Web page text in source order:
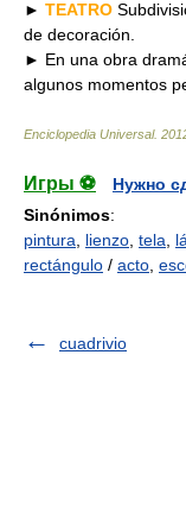
► TEATRO
de decoración.
► En una obra
algunos momentos
Enciclopedia Universal.
Игры ⚽
Нужно
Sinónimos:
pintura
lienzo tela
rectángulo / acto
cuadrivio